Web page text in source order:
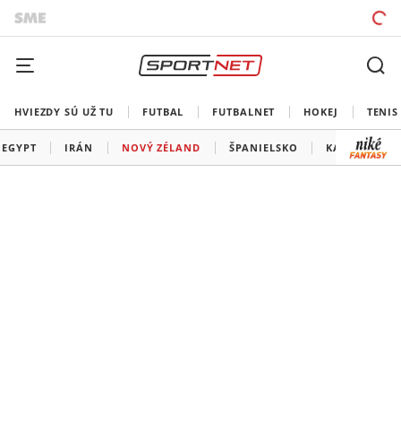
HVIEZDY SÚ UŽ TU FUTBAL FUTBALNET HOKEJ TENIS
EGYPT IRÁN NOVÝ ZÉLAND ŠPANIELSKO KAPVERDY